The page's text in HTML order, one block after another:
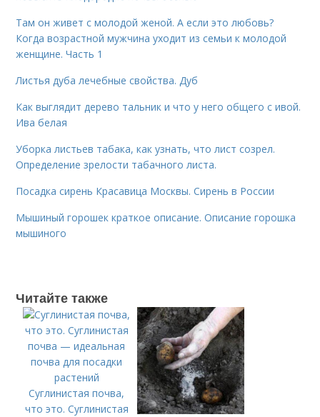
Там он живет с молодой женой. А если это любовь?
Когда возрастной мужчина уходит из семьи к молодой
женщине. Часть 1
Листья дуба лечебные свойства. Дуб
Как выглядит дерево тальник и что у него общего с ивой.
Ива белая
Уборка листьев табака, как узнать, что лист созрел.
Определение зрелости табачного листа.
Посадка сирень Красавица Москвы. Сирень в России
Мышиный горошек краткое описание. Описание горошка
мышиного
Читайте также
Суглинистая почва,
что это. Суглинистая